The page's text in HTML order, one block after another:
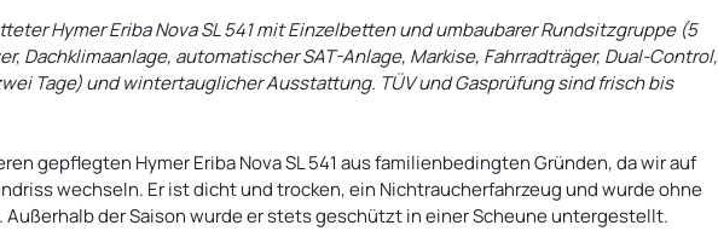
Hymer Eriba Nova SL 541 mit Einzelbetten und umbaubarer Rundsitzgruppe (5
Dachklimaanlage, automatischer SAT-Anlage, Markise, Fahrradträger, Dual-Control,
Tage) und wintertauglicher Ausstattung. TÜV und Gasprüfung sind frisch bis
gepflegten Hymer Eriba Nova SL 541 aus familienbedingten Gründen, da wir auf
wechseln. Er ist dicht und trocken, ein Nichtraucherfahrzeug und wurde ohne
der Saison wurde er stets geschützt in einer Scheune untergestellt.